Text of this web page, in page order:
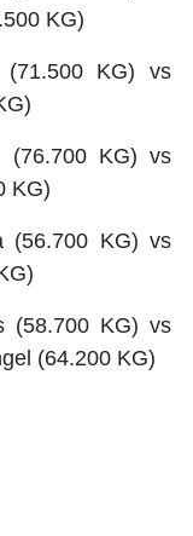
KG)
KG) vs
KG) vs
KG)
KG) vs
KG) vs
(64.200 KG)